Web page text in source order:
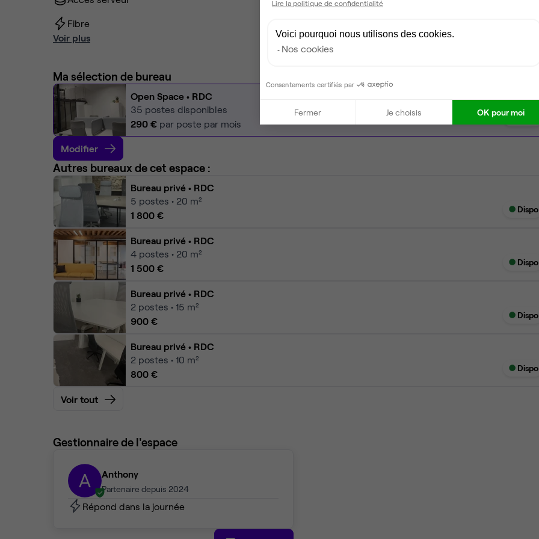
Fibre
Voir plus
Ma sélection de bureau
Open Space • RDC
35 postes disponibles
290 € par poste par mois
Dispo
Modifier
Autres bureaux de cet espace :
Bureau privé • RDC
5 postes • 20 m²
1 800 €
Dispo
Bureau privé • RDC
4 postes • 20 m²
1 500 €
Dispo
Bureau privé • RDC
2 postes • 15 m²
900 €
Dispo
Bureau privé • RDC
2 postes • 10 m²
800 €
Dispo
Voir tout
Gestionnaire de l'espace
A Anthony
Partenaire depuis 2024
Répond dans la journée
Lire la politique de confidentialité
Voici pourquoi nous utilisons des cookies.
Nos cookies
Consentements certifiés par
Fermer Je choisis OK pour moi